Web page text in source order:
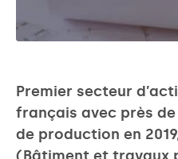
Premier secteur
français avec près de
de production en